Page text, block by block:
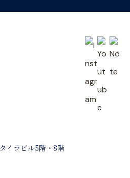
イラビル5階・8階